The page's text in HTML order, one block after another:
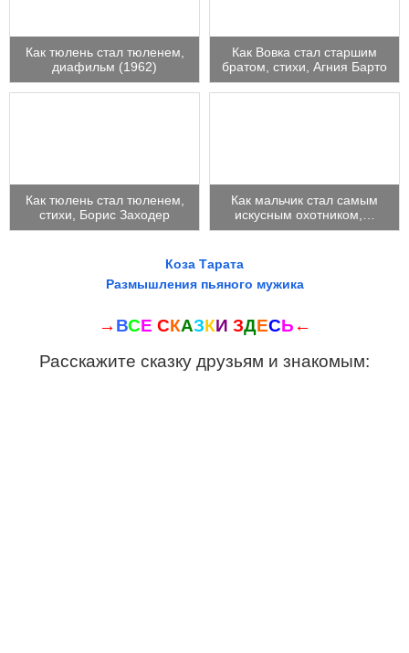
Как тюлень стал тюленем,
диафильм (1962)
Как Вовка стал старшим
братом, стихи, Агния Барто
Как тюлень стал тюленем,
стихи, Борис Заходер
Как мальчик стал самым
искусным охотником,…
Коза Тарата
Размышления пьяного мужика
→ ВСЕ СКАЗКИ ЗДЕСЬ ←
Расскажите сказку друзьям и знакомым: